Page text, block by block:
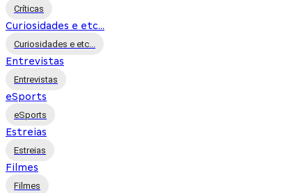
Críticas
Curiosidades e etc...
Curiosidades e etc...
Entrevistas
Entrevistas
eSports
eSports
Estreias
Estreias
Filmes
Filmes